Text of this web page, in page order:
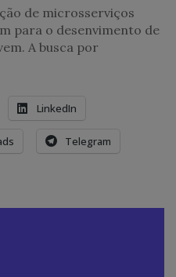
de microsserviços
para o desenvimento de
A busca por
LinkedIn
Telegram